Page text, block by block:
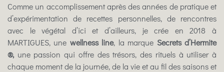
Comme un accomplissement après des années de pratique et
d’expérimentation de recettes personnelles, de rencontres
avec le végétal d’ici et d’ailleurs, je crée en 2018 à
MARTIGUES, une wellness line, la marque Secrets d’Hermite
®, une passion qui offre des trésors, des rituels à utiliser à
chaque moment de la journée, de la vie et au fil des saisons et